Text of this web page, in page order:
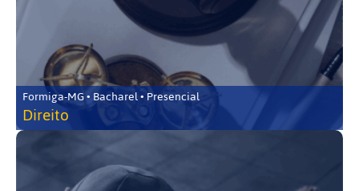
Formiga-MG • Bacharel • Presencial
Direito